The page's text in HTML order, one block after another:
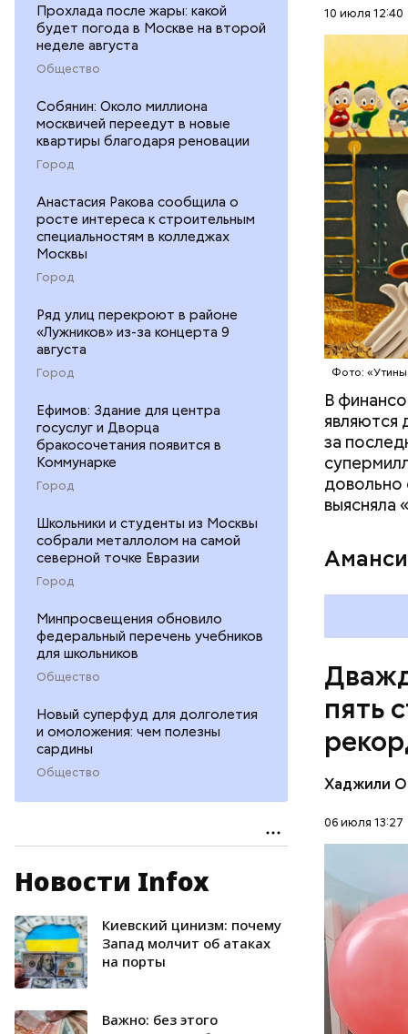
Прохлада после жары: какой
будет погода в Москве на второй
неделе августа
Общество
Собянин: Около миллиона
москвичей переедут в новые
квартиры благодаря реновации
Город
Анастасия Ракова сообщила о
росте интереса к строительным
специальностям в колледжах
Москвы
Город
Ряд улиц перекроют в районе
«Лужников» из-за концерта 9
августа
Город
Ефимов: Здание для центра
госуслуг и Дворца
бракосочетания появится в
Коммунарке
Город
Школьники и студенты из Москвы
собрали металлолом на самой
северной точке Евразии
Город
Минпросвещения обновило
федеральный перечень учебников
для школьников
Общество
Новый суперфуд для долголетия
и омоложения: чем полезны
сардины
Общество
Новости Infox
Киевский цинизм: почему
Запад молчит об атаках
на порты
Важно: без этого
10 июля 12:40
Фото:
В
являются
за
довольно
выясняла
Фото:
ДЕНЬГИ
пять
Хаджили
06 июля 13:27
котором
работать
ребенка.
Тадзима
лет.
В 1991
самым
людей в
XIX веке.